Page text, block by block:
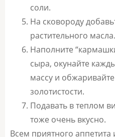
соли.
На сковороду
растительного масла.
Наполните
сыра, окунайте
массу и
золотистости.
Подавать в теплом
тоже очень вкусно.
Всем приятного аппетита